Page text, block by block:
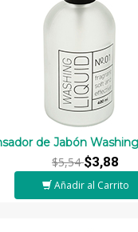
de Jabón
$5,54$3,88
Añadir al Carrito